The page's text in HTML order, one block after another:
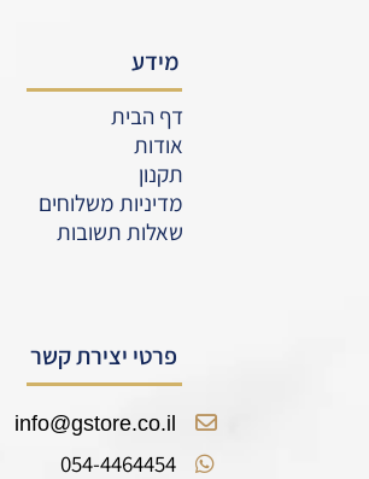
מידע
דף הבית
אודות
תקנון
מדיניות משלוחים
שאלות תשובות
פרטי יצירת קשר
info@gstore.co.il
054-4464454